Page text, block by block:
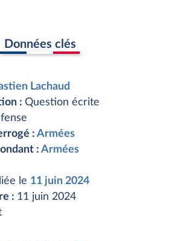
Données clés
Lachaud
: Question écrite
: Armées
: Armées
le 11 juin 2024
: 11 juin 2024